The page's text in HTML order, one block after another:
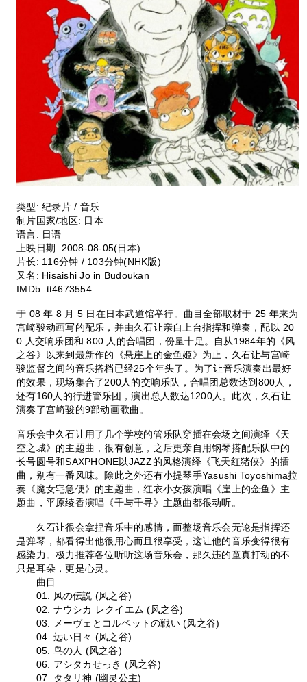
类型: 纪录片 / 音乐
制片国家/地区: 日本
语言: 日语
上映日期: 2008-08-05(日本)
片长: 116分钟 / 103分钟(NHK版)
又名: Hisaishi Jo in Budoukan
IMDb: tt4673554
于 08 年 8 月 5 日在日本武道馆举行。曲目全部取材于 25 年来为
宫崎骏动画写的配乐，并由久石让亲自上台指挥和弹奏，配以 20
0 人交响乐团和 800 人的合唱团，份量十足。自从1984年的《风
之谷》以来到最新作的《悬崖上的金鱼姬》为止，久石让与宫崎
骏监督之间的音乐搭档已经25个年头了。为了让音乐演奏出最好
的效果，现场集合了200人的交响乐队，合唱团总数达到800人，
还有160人的行进管乐团，演出总人数达1200人。此次，久石让
演奏了宫崎骏的9部动画歌曲。
音乐会中久石让用了几个学校的管乐队穿插在会场之间演绎《天
空之城》的主题曲，很有创意，之后更亲自用钢琴搭配乐队中的
长号圆号和SAXPHONE以JAZZ的风格演绎《飞天红猪侠》的插
曲，别有一番风味。除此之外还有小提琴手Yasushi Toyoshima拉
奏《魔女宅急便》的主题曲，红衣小女孩演唱《崖上的金鱼》主
题曲，平原绫香演唱《千与千寻》主题曲都很动听。
久石让很会拿捏音乐中的感情，而整场音乐会无论是指挥还
是弹琴，都看得出他很用心而且很享受，这让他的音乐变得很有
感染力。极力推荐各位听听这场音乐会，那久违的童真打动的不
只是耳朵，更是心灵。
曲目:
01. 风の伝説 (风之谷)
02. ナウシカ レクイエム (风之谷)
03. メーヴェとコルベットの戦い (风之谷)
04. 远い日々 (风之谷)
05. 鸟の人 (风之谷)
06. アシタカせっき (风之谷)
07. タタリ神 (幽灵公主)